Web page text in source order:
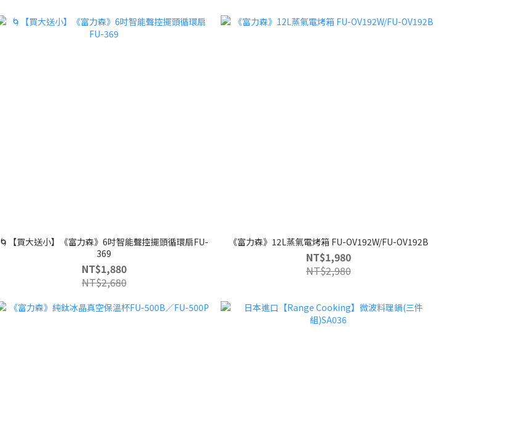
🌀【買大送小】《富力森》6吋智能聲控擺頭循環扇FU-
369
NT$1,880
NT$2,680
《富力森》12L蒸氣電烤箱 FU-OV192W/FU-OV192B
NT$1,980
NT$2,980